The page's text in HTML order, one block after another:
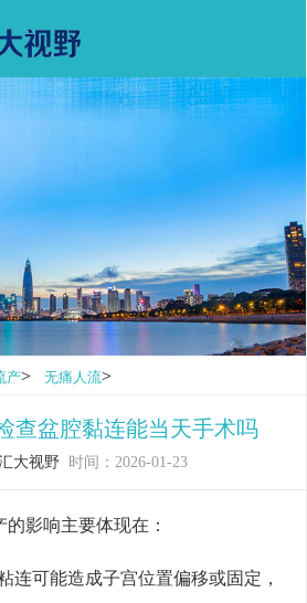
产> 无痛人流>
查盆腔黏连能当天手术吗
大视野 时间：2026-01-23
影响主要体现在：
粘连可能造成子宫位置偏移或固定，